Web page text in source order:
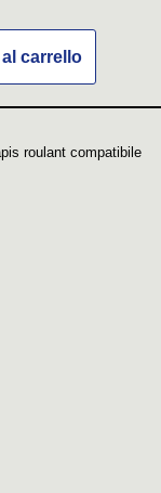
carrello
roulant compatibile